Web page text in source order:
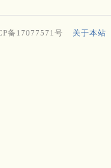
备17077571号 关于本站